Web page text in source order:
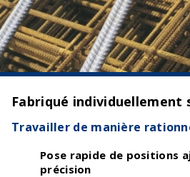
Fabriqué individuellement
Travailler de manière
Pose rapide de positions
précision